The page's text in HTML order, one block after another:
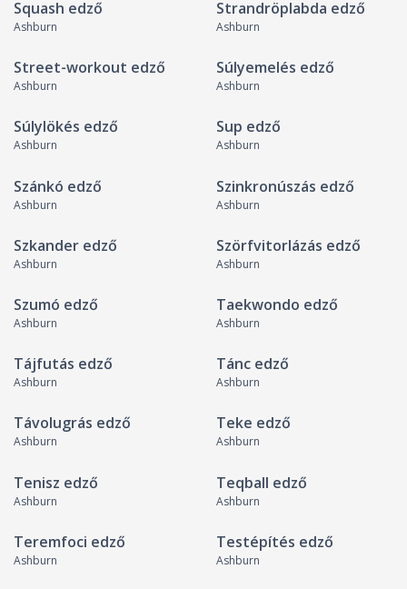
Squash edző
Ashburn
Strandröplabda edző
Ashburn
Street-workout edző
Ashburn
Súlyemelés edző
Ashburn
Súlylökés edző
Ashburn
Sup edző
Ashburn
Szánkó edző
Ashburn
Szinkronúszás edző
Ashburn
Szkander edző
Ashburn
Szörfvitorlázás edző
Ashburn
Szumó edző
Ashburn
Taekwondo edző
Ashburn
Tájfutás edző
Ashburn
Tánc edző
Ashburn
Távolugrás edző
Ashburn
Teke edző
Ashburn
Tenisz edző
Ashburn
Teqball edző
Ashburn
Teremfoci edző
Ashburn
Testépítés edző
Ashburn